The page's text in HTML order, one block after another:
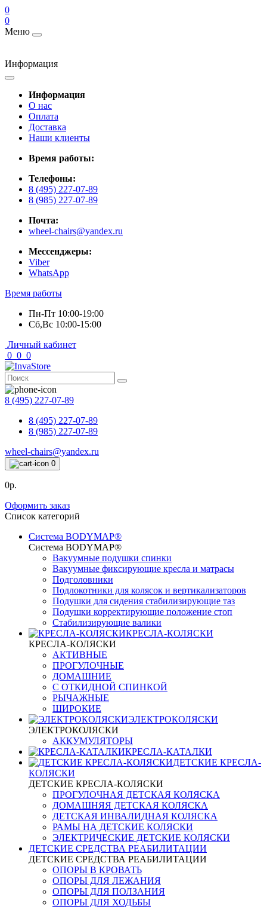
0
0
Меню
Информация
Информация
О нас
Оплата
Доставка
Наши клиенты
Время работы:
Телефоны:
8 (495) 227-07-89
8 (985) 227-07-89
Почта:
wheel-chairs@yandex.ru
Мессенджеры:
Viber
WhatsApp
Время работы
Пн-Пт 10:00-19:00
Сб,Вс 10:00-15:00
Личный кабинет
0 0 0
8 (495) 227-07-89
8 (495) 227-07-89
8 (985) 227-07-89
wheel-chairs@yandex.ru
0
0р.
Оформить заказ
Список категорий
Система BODYMAP®
Система BODYMAP®
Вакуумные подушки спинки
Вакуумные фиксирующие кресла и матрасы
Подголовники
Подлокотники для колясок и вертикализаторов
Подушки для сидения стабилизирующие таз
Подушки корректирующие положение стоп
Стабилизирующие валики
КРЕСЛА-КОЛЯСКИ
КРЕСЛА-КОЛЯСКИ
АКТИВНЫЕ
ПРОГУЛОЧНЫЕ
ДОМАШНИЕ
С ОТКИДНОЙ СПИНКОЙ
РЫЧАЖНЫЕ
ШИРОКИЕ
ЭЛЕКТРОКОЛЯСКИ
ЭЛЕКТРОКОЛЯСКИ
АККУМУЛЯТОРЫ
КРЕСЛА-КАТАЛКИ
ДЕТСКИЕ КРЕСЛА-
КОЛЯСКИ
ДЕТСКИЕ КРЕСЛА-КОЛЯСКИ
ПРОГУЛОЧНАЯ ДЕТСКАЯ КОЛЯСКА
ДОМАШНЯЯ ДЕТСКАЯ КОЛЯСКА
ДЕТСКАЯ ИНВАЛИДНАЯ КОЛЯСКА
РАМЫ НА ДЕТСКИЕ КОЛЯСКИ
ЭЛЕКТРИЧЕСКИЕ ДЕТСКИЕ КОЛЯСКИ
ДЕТСКИЕ СРЕДСТВА РЕАБИЛИТАЦИИ
ДЕТСКИЕ СРЕДСТВА РЕАБИЛИТАЦИИ
ОПОРЫ В КРОВАТЬ
ОПОРЫ ДЛЯ ЛЕЖАНИЯ
ОПОРЫ ДЛЯ ПОЛЗАНИЯ
ОПОРЫ ДЛЯ ХОДЬБЫ